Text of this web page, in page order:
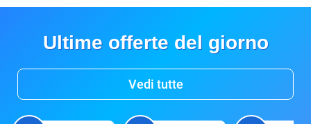
Ultime offerte del giorno
Vedi tutte